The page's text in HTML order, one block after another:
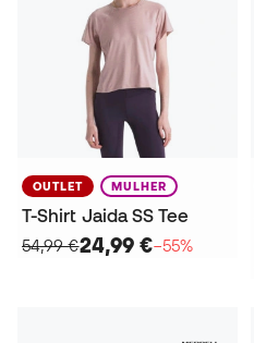
OUTLET MULHER
T-Shirt Jaida SS Tee
54,99 €24,99 €−55%